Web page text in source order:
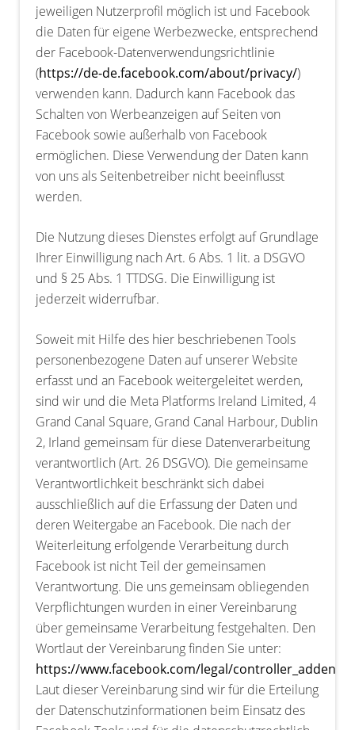
jeweiligen Nutzerprofil möglich ist und Facebook
die Daten für eigene Werbezwecke, entsprechend
der Facebook-Datenverwendungsrichtlinie
(https://de-de.facebook.com/about/privacy/)
verwenden kann. Dadurch kann Facebook das
Schalten von Werbeanzeigen auf Seiten von
Facebook sowie außerhalb von Facebook
ermöglichen. Diese Verwendung der Daten kann
von uns als Seitenbetreiber nicht beeinflusst
werden.
Die Nutzung dieses Dienstes erfolgt auf Grundlage
Ihrer Einwilligung nach Art. 6 Abs. 1 lit. a DSGVO
und § 25 Abs. 1 TTDSG. Die Einwilligung ist
jederzeit widerrufbar.
Soweit mit Hilfe des hier beschriebenen Tools
personenbezogene Daten auf unserer Website
erfasst und an Facebook weitergeleitet werden,
sind wir und die Meta Platforms Ireland Limited, 4
Grand Canal Square, Grand Canal Harbour, Dublin
2, Irland gemeinsam für diese Datenverarbeitung
verantwortlich (Art. 26 DSGVO). Die gemeinsame
Verantwortlichkeit beschränkt sich dabei
ausschließlich auf die Erfassung der Daten und
deren Weitergabe an Facebook. Die nach der
Weiterleitung erfolgende Verarbeitung durch
Facebook ist nicht Teil der gemeinsamen
Verantwortung. Die uns gemeinsam obliegenden
Verpflichtungen wurden in einer Vereinbarung
über gemeinsame Verarbeitung festgehalten. Den
Wortlaut der Vereinbarung finden Sie unter:
https://www.facebook.com/legal/
Laut dieser Vereinbarung sind wir für die Erteilung
der Datenschutzinformationen beim Einsatz des